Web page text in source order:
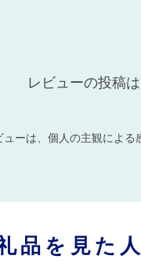
レビューの投稿
ーは、個人の主観による
品を見た